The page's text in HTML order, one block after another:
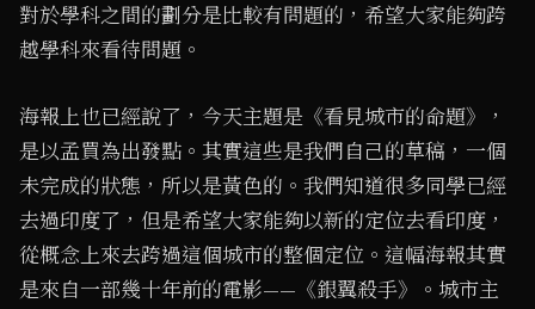
對於學科之間的劃分是比較有問題的，希望大家能夠跨
越學科來看待問題。
海報上也已經說了，今天主題是《看見城市的命題》，
是以孟買為出發點。其實這些是我們自己的草稿，一個
未完成的狀態，所以是黃色的。我們知道很多同學已經
去過印度了，但是希望大家能夠以新的定位去看印度，
從概念上來去跨過這個城市的整個定位。這幅海報其實
是來自一部幾十年前的電影——《銀翼殺手》。城市主